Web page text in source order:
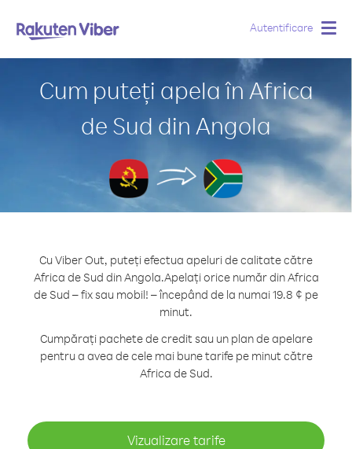
Autentificare
Cum puteți apela în Africa
de Sud din Angola
Cu Viber Out, puteți efectua apeluri de calitate către
Africa de Sud din Angola.Apelați orice număr din Africa
de Sud – fix sau mobil! – începând de la numai 19.8 ¢ pe
minut.
Cumpărați pachete de credit sau un plan de apelare
pentru a avea de cele mai bune tarife pe minut către
Africa de Sud.
Vizualizare tarife